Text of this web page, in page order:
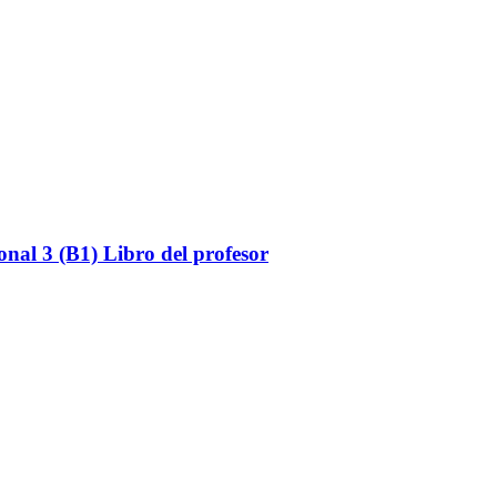
3 (B1) Libro del profesor